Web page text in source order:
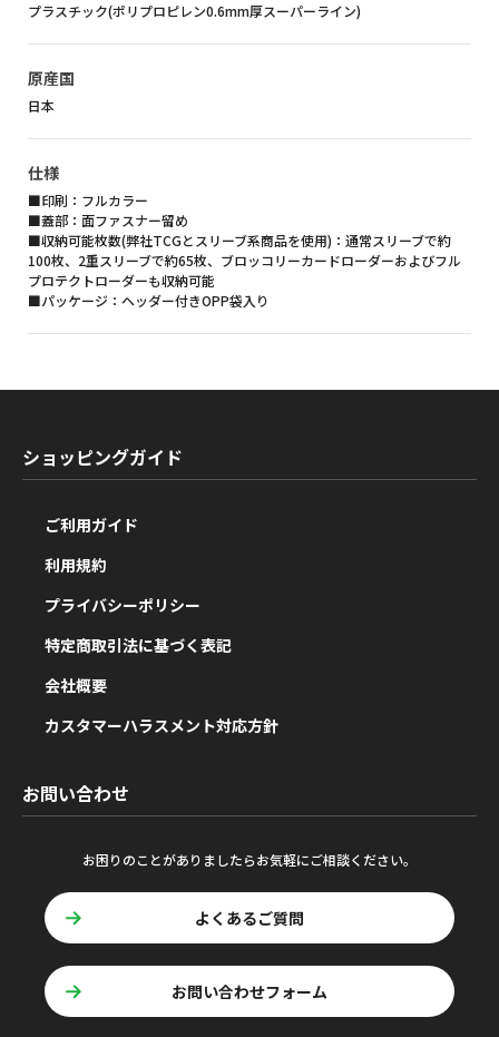
プラスチック(ポリプロピレン0.6mm厚スーパーライン)
原産国
日本
仕様
■印刷：フルカラー
■蓋部：面ファスナー留め
■収納可能枚数(弊社TCGとスリーブ系商品を使用)：通常スリーブで約
100枚、2重スリーブで約65枚、ブロッコリーカードローダーおよびフル
プロテクトローダーも収納可能
■パッケージ：ヘッダー付きOPP袋入り
ショッピングガイド
ご利用ガイド
利用規約
プライバシーポリシー
特定商取引法に基づく表記
会社概要
カスタマーハラスメント対応方針
お問い合わせ
お困りのことがありましたらお気軽にご相談ください。
よくあるご質問
お問い合わせフォーム